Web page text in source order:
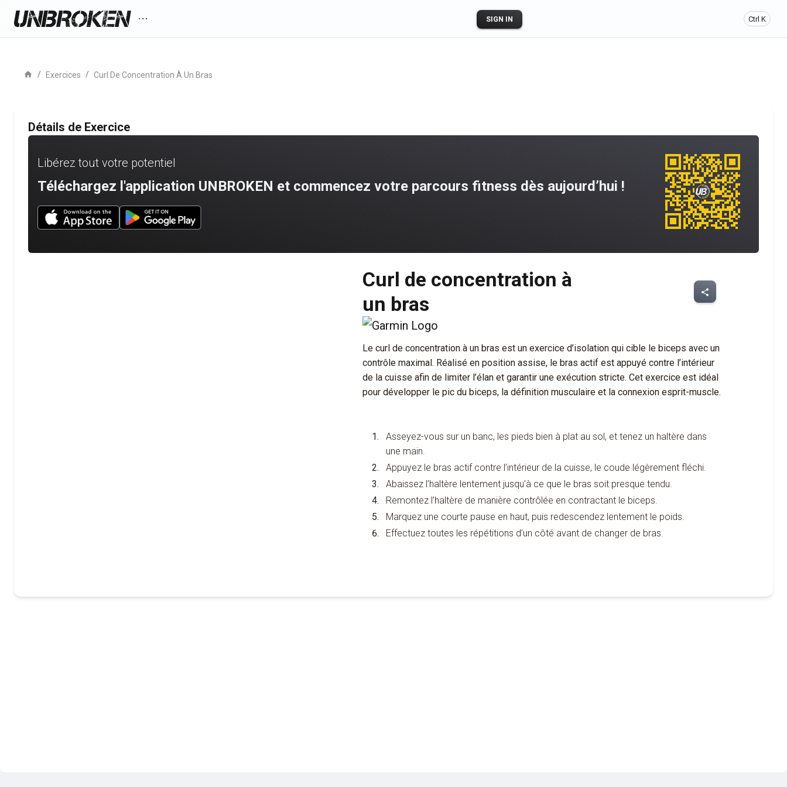
more_horiz SIGN IN Ctrl K
home / Exercices / Curl De Concentration À Un Bras
Détails de Exercice
Libérez tout votre potentiel
Téléchargez l'application UNBROKEN et commencez votre parcours fitness dès aujourd’hui !
Download UNBROKEN on the App Store
Download UNBROKEN on Google Play
Curl de concentration à
un bras
share
Le curl de concentration à un bras est un exercice d’isolation qui cible le biceps avec un
contrôle maximal. Réalisé en position assise, le bras actif est appuyé contre l’intérieur
de la cuisse afin de limiter l’élan et garantir une exécution stricte. Cet exercice est idéal
pour développer le pic du biceps, la définition musculaire et la connexion esprit-muscle.
Asseyez-vous sur un banc, les pieds bien à plat au sol, et tenez un haltère dans
une main.
Appuyez le bras actif contre l’intérieur de la cuisse, le coude légèrement fléchi.
Abaissez l’haltère lentement jusqu’à ce que le bras soit presque tendu.
Remontez l’haltère de manière contrôlée en contractant le biceps.
Marquez une courte pause en haut, puis redescendez lentement le poids.
Effectuez toutes les répétitions d’un côté avant de changer de bras.